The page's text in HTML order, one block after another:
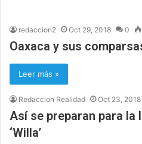
redaccion2 Oct 29, 2018 0
Oaxaca y sus
Leer más »
Redaccion Realidad Oct 23, 2018
Así se preparan para la
‘Willa’